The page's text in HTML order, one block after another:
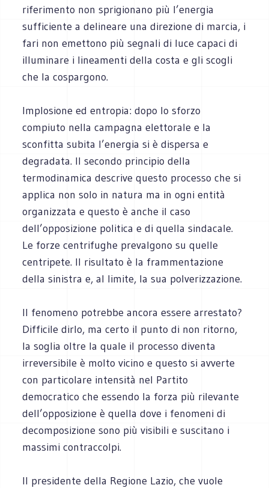
riferimento non sprigionano più l’energia
sufficiente a delineare una direzione di marcia, i
fari non emettono più segnali di luce capaci di
illuminare i lineamenti della costa e gli scogli
che la cospargono.
Implosione ed entropia: dopo lo sforzo
compiuto nella campagna elettorale e la
sconfitta subita l’energia si è dispersa e
degradata. Il secondo principio della
termodinamica descrive questo processo che si
applica non solo in natura ma in ogni entità
organizzata e questo è anche il caso
dell’opposizione politica e di quella sindacale.
Le forze centrifughe prevalgono su quelle
centripete. Il risultato è la frammentazione
della sinistra e, al limite, la sua polverizzazione.
Il fenomeno potrebbe ancora essere arrestato?
Difficile dirlo, ma certo il punto di non ritorno,
la soglia oltre la quale il processo diventa
irreversibile è molto vicino e questo si avverte
con particolare intensità nel Partito
democratico che essendo la forza più rilevante
dell’opposizione è quella dove i fenomeni di
decomposizione sono più visibili e suscitano i
massimi contraccolpi.
Il presidente della Regione Lazio, che vuole